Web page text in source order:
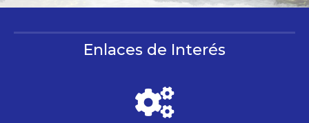
Enlaces de Interés